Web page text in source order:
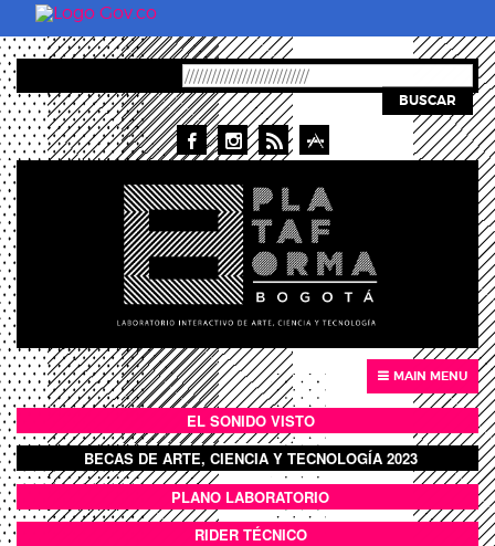
Skip to main content
BUSCAR
MAIN MENU
BOTÓN SONIDO VISTO
EL SONIDO VISTO
BOTON DOMO LLENO
BECAS DE ARTE, CIENCIA Y TECNOLOGÍA 2023
ANEXOS
PLANO LABORATORIO
RIDER TÉCNICO